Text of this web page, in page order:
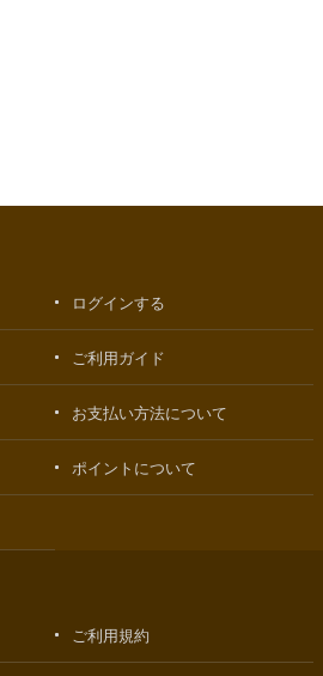
ログインする
ご利用ガイド
お支払い方法について
ポイントについて
ご利用規約